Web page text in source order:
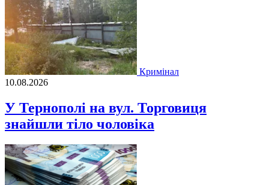
Кримінал
10.08.2026
У Тернополі на вул. Торговиця
знайшли тіло чоловіка